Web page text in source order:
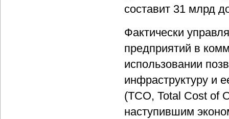
составит 31 млрд
Фактически
предприятий в
использовании
инфраструктуру и
(TCO, Total Cost of
наступившим